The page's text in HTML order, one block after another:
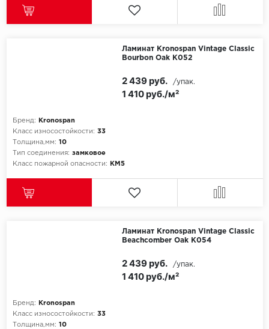
Ламинат Kronospan Vintage Classic
Bourbon Oak K052
Бренд:
Kronospan
Класс износостойкости: 33
Толщина,мм: 10
Тип соединения: замковое
Класс пожарной опасности:
КМ5
1 410 руб./м²
2 439 руб. /упак.
Ламинат Kronospan Vintage Classic
Beachcomber Oak K054
Бренд:
Kronospan
Класс износостойкости: 33
Толщина,мм: 10
1 410 руб./м²
2 439 руб. /упак.